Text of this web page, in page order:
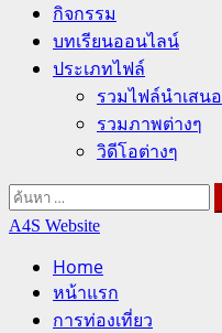
กิจกรรม
บทเรียนออนไลน์
ประเภทไฟล์
รวมไฟล์นำเสนอ
รวมภาพต่างๆ
วิดีโอต่างๆ
ค้นหา
สำหรับ:
A4S Website
Home
หน้าแรก
การท่องเที่ยว